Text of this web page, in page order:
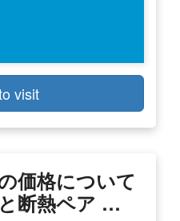
visit
価格について
断熱ペア …